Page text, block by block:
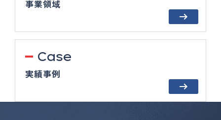
事業領域
Case
実績事例